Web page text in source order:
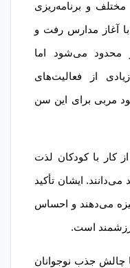
و برنامه‌ریزی
آغاز مدارس رفت و
محدود می‌شود اما
از فعالیت‌های
مربی برای این سن
کار با کودکان لذت
می‌دانند. ایشان تأکید
می‌دهند و احساس
است.
چالش جذب نوجوانان